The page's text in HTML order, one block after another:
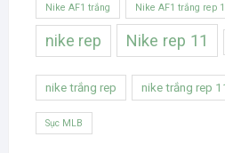
Nike AF1 trắng Nike AF1 trắng rep
nike rep Nike rep 11
nike trắng rep nike trắng rep
Sục MLB